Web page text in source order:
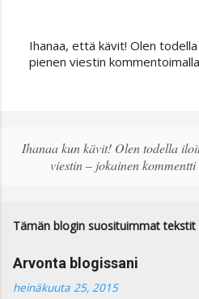
L
ä
k
e
t
i
Ihanaa, että kävit! Olen
pienen viestin
Ihanaa kun kävit! Olen todella
viestin – jokainen
Tämän blogin suosituimmat tekstit
Arvonta blogissani
heinäkuuta 25, 2015